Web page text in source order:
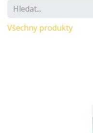
Všechny produkty